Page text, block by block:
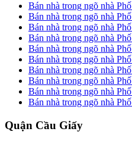
Bán nhà trong ngõ nhà
Bán nhà trong ngõ nhà
Bán nhà trong ngõ nhà
Bán nhà trong ngõ nhà
Bán nhà trong ngõ nhà
Bán nhà trong ngõ nhà
Bán nhà trong ngõ nhà
Bán nhà trong ngõ nhà
Bán nhà trong ngõ nhà
Bán nhà trong ngõ nhà
Quận Cầu Giấy